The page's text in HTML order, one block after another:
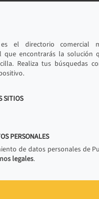
es el directorio comercial
que encontrarás la solución
Realiza tus búsquedas
SITIOS
PERSONALES
de datos personales de
legales.